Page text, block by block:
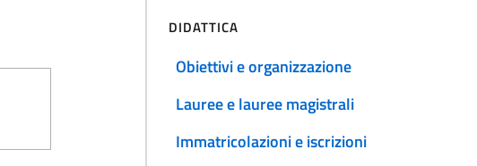
DIDATTICA
Obiettivi e organizzazione
Lauree e lauree magistrali
Immatricolazioni e iscrizioni